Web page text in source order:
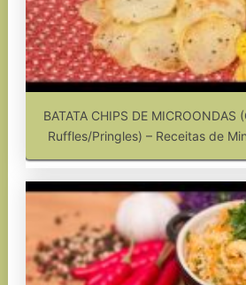
BATATA CHIPS DE
Ruffles/Pringles) – Receitas de